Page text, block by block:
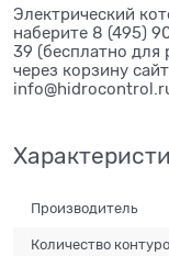
Электрический
наберите 8 (495)
39 (бесплатно для
через корзину
Производитель
Количество